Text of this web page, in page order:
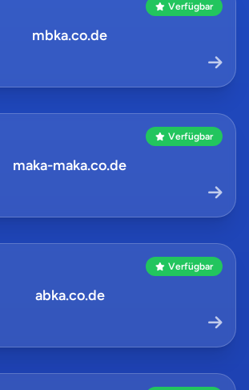
Verfügbar
mbka.co.de
Verfügbar
maka-maka.co.de
Verfügbar
abka.co.de